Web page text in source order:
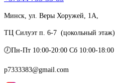
Минск, ул. Веры Хоружей, 1А,
ТЦ Силуэт п. 6-7 (цокольный этаж)
🕖Пн-Пт 10:00-20:00 Сб 10:00-18:00
p7333383@gmail.com